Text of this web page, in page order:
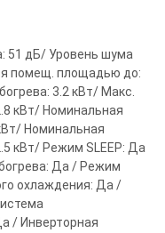
51 дБ/ Уровень шума
помещ. площадью до:
3.2 кВт/ Макс.
кВт/ Номинальная
Номинальная
кВт/ Режим SLEEP: Да
Да / Режим
охлаждения: Да /
/ Инверторная